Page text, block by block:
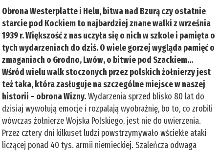
Obrona Westerplatte i Helu, bitwa nad Bzurą czy ostatnie
starcie pod Kockiem to najbardziej znane walki z września
1939 r. Większość z nas uczyła się o nich w szkole i pamięta o
tych wydarzeniach do dziś. O wiele gorzej wygląda pamięć o
zmaganiach o Grodno, Lwów, o bitwie pod Szackiem…
Wśród wielu walk stoczonych przez polskich żołnierzy jest
też taka, która zasługuje na szczególne miejsce w naszej
historii – obrona Wizny.Wydarzenia sprzed blisko 80 lat do
dzisiaj wywołują emocje i rozpalają wyobraźnię, bo to, co zrobili
wówczas żołnierze Wojska Polskiego, jest nie do uwierzenia.
Przez cztery dni kilkuset ludzi powstrzymywało wściekłe ataki
liczącej ponad 40 tys. armii niemieckiej. Szaleńcza odwaga